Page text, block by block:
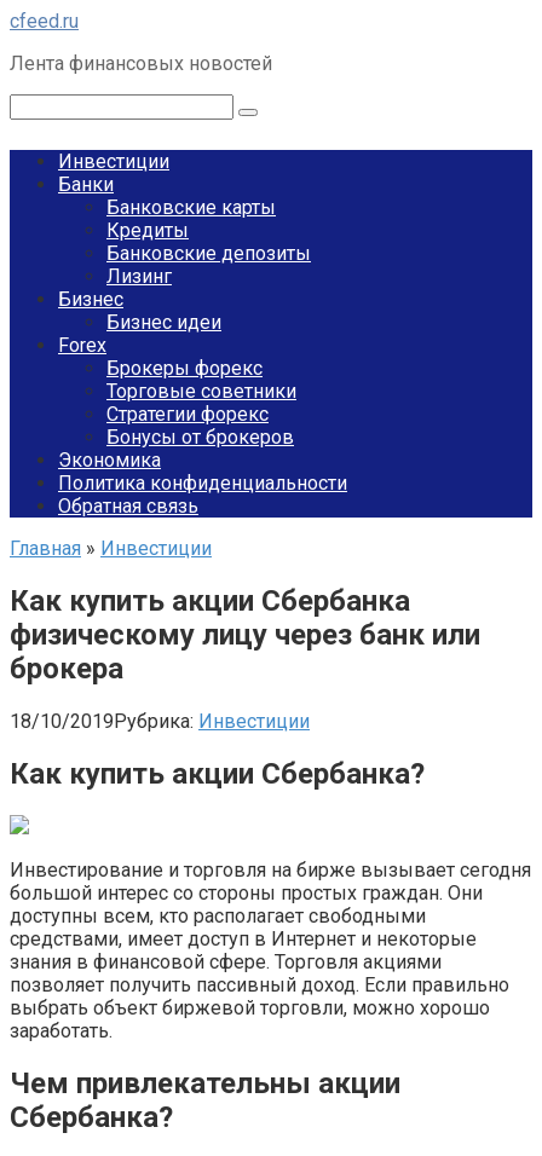
Перейти
контенту
cfeed.ru
Лента финансовых новостей
Инвестиции
Банки
Банковские карты
Кредиты
Банковские депозиты
Лизинг
Бизнес
Бизнес идеи
Forex
Брокеры форекс
Торговые советники
Стратегии форекс
Бонусы от брокеров
Экономика
Политика конфиденциальности
Обратная связь
Главная » Инвестиции
Как купить акции Сбербанка
физическому лицу через банк или
брокера
18/10/2019Рубрика: Инвестиции
Как купить акции Сбербанка?
Инвестирование и торговля на бирже вызывает сегодня
большой интерес со стороны простых граждан. Они
доступны всем, кто располагает свободными
средствами, имеет доступ в Интернет и некоторые
знания в финансовой сфере. Торговля акциями
позволяет получить пассивный доход. Если правильно
выбрать объект биржевой торговли, можно хорошо
заработать.
Чем привлекательны акции
Сбербанка?